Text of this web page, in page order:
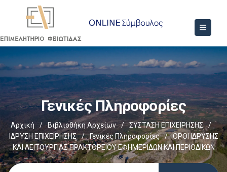
Γενικές Πληροφορίες
Αρχική / Βιβλιοθήκη Αρχείων / ΣΥΣΤΑΣΗ ΕΠΙΧΕΙΡΗΣΗΣ
/
ΙΔΡΥΣΗ ΕΠΙΧΕΙΡΗΣΗΣ
/ Γενικές Πληροφορίες /
ΌΡΟΙ ΙΔΡΥΣΗΣ
ΚΑΙ ΛΕΙΤΟΥΡΓΙΑΣ ΠΡΑΚΤΟΡΕΙΟΥ ΕΦΗΜΕΡΙΔΩΝ ΚΑΙ ΠΕΡΙΟΔΙΚΩΝ